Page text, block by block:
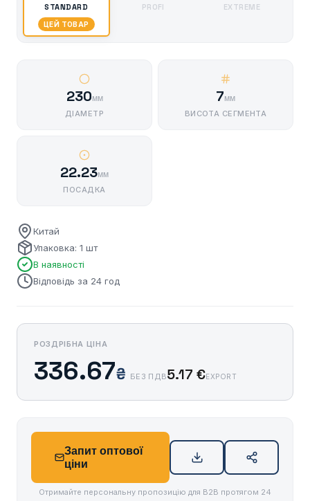
STANDARD
ЦЕЙ ТОВАР
PROFI EXTREME
230мм
ДІАМЕТР
7мм
ВИСОТА СЕГМЕНТА
22.23мм
ПОСАДКА
Китай
Упаковка: 1 шт
В наявності
Відповідь за 24 год
РОЗДРІБНА ЦІНА
336.67₴ БЕЗ ПДВ5.17 €EXPORT
Запит оптової
ціни
Отримайте персональну пропозицію для B2B протягом 24